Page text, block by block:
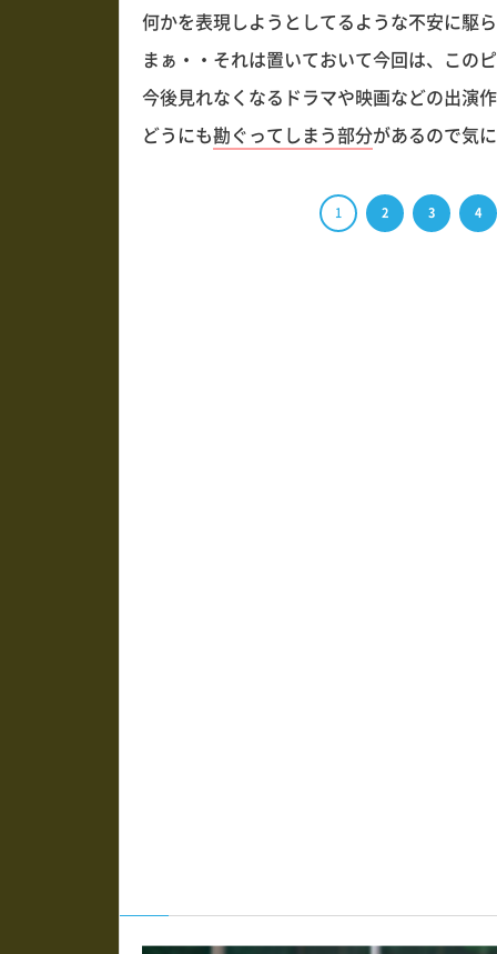
何かを表現しようとしてるような不安に駆
まぁ・・それは置いておいて今回は、この
今後見れなくなるドラマや映画などの出演
どうにも勘ぐってしまう部分があるので気
1 2 3 4
自発的
彼氏彼女の事情（役目・